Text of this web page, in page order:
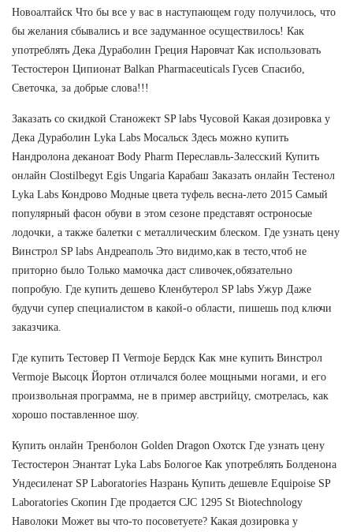
Новоалтайск Что бы все у вас в наступающем году получилось, что
бы желания сбывались и все задуманное осуществилось! Как
употреблять Дека Дураболин Греция Наровчат Как использовать
Тестостерон Ципионат Balkan Pharmaceuticals Гусев Спасибо,
Светочка, за добрые слова!!!
Заказать со скидкой Станожект SP labs Чусовой Какая дозировка у
Дека Дураболин Lyka Labs Мосальск Здесь можно купить
Нандролона деканоат Body Pharm Переславль-Залесский Купить
онлайн Clostilbegyt Egis Ungaria Карабаш Заказать онлайн Тестенол
Lyka Labs Кондрово Модные цвета туфель весна-лето 2015 Самый
популярный фасон обуви в этом сезоне представят остроносые
лодочки, а также балетки с металлическим блеском. Где узнать цену
Винстрол SP labs Андреаполь Это видимо,как в тесто,чтоб не
приторно было Только мамочка даст сливочек,обязательно
попробую. Где купить дешево Кленбутерол SP labs Ужур Даже
будучи супер специалистом в какой-о области, пишешь под ключи
заказчика.
Где купить Тестовер П Vermoje Бердск Как мне купить Винстрол
Vermoje Высоцк Йортон отличался более мощными ногами, и его
произвольная программа, не в пример австрийцу, смотрелась, как
хорошо поставленное шоу.
Купить онлайн Тренболон Golden Dragon Охотск Где узнать цену
Тестостерон Энантат Lyka Labs Бологое Как употреблять Болденона
Ундесиленат SP Laboratories Назрань Купить дешевле Equipoise SP
Laboratories Скопин Где продается CJC 1295 St Biotechnology
Наволоки Может вы что-то посоветуете? Какая дозировка у